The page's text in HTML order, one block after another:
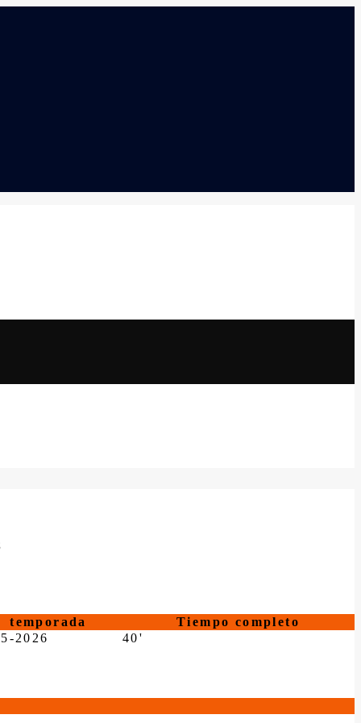
temporada
Tiempo completo
2026 40'